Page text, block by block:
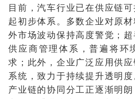
目前，汽车行业已在供应链
起初步体系。多数企业对原
外市场波动保持高度警觉；
供应商管理体系，普遍将环
求；此外，企业广泛应用供
系统，致力于持续提升透明度
产业链的协同分工正逐渐明